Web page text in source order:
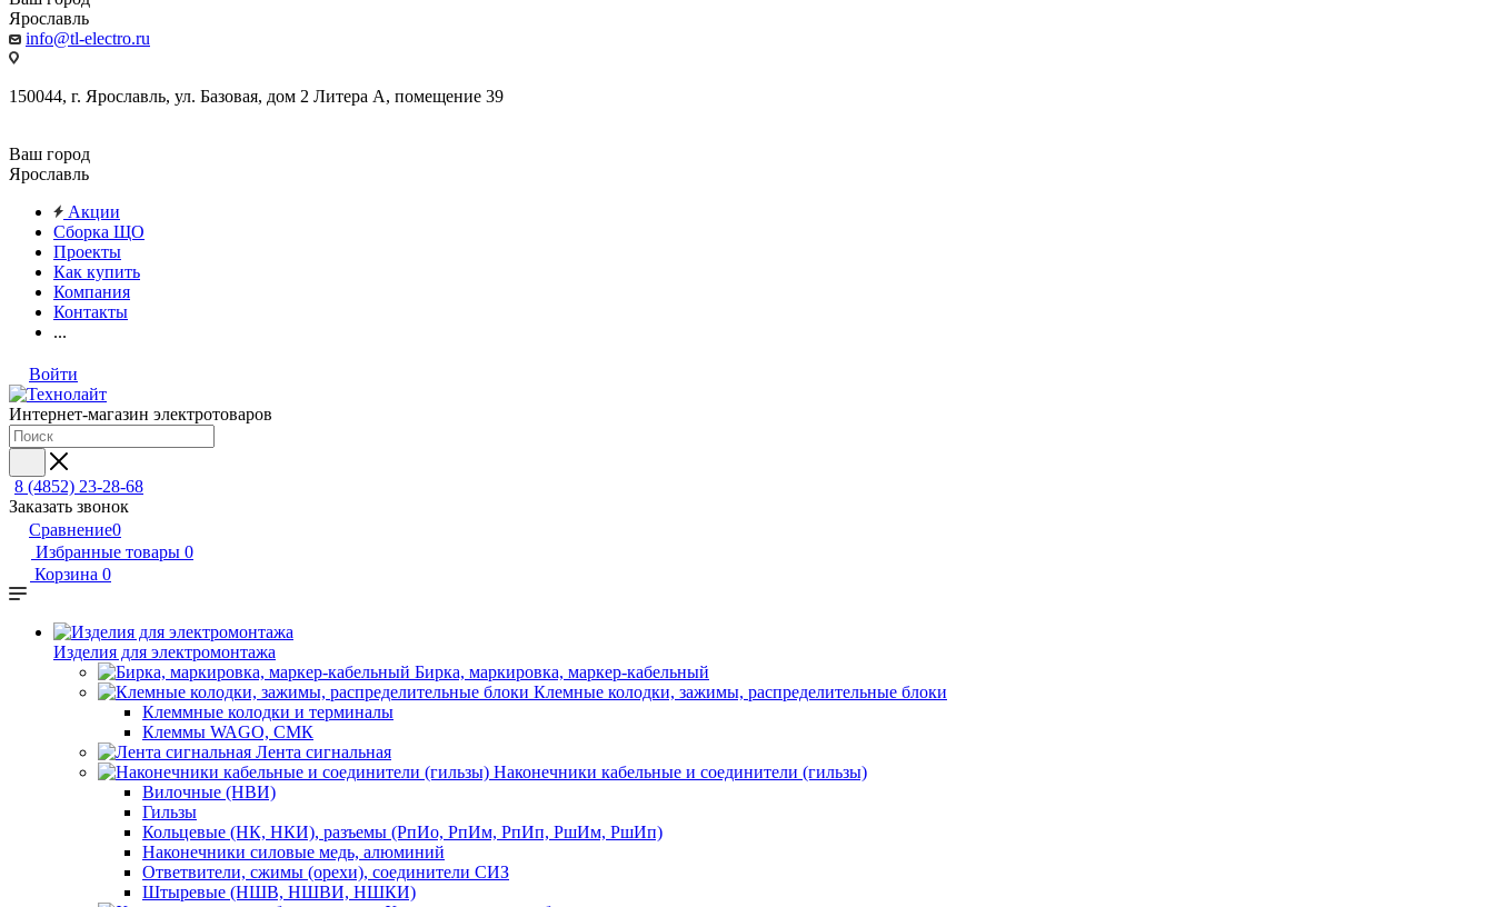
Ярославль
info@tl-electro.ru
150044, г. Ярославль, ул. Базовая, дом 2 Литера А, помещение 39
Ваш город
Ярославль
Акции
Сборка ЩО
Проекты
Как купить
Компания
Контакты
...
Войти
Интернет-магазин электротоваров
8 (4852) 23-28-68
Заказать звонок
Сравнение0
Избранные товары 0
Корзина 0
Изделия для электромонтажа
Бирка, маркировка, маркер-кабельный
Клемные колодки, зажимы, распределительные блоки
Клеммные колодки и терминалы
Клеммы WAGO, СМК
Лента сигнальная
Наконечники кабельные и соединители (гильзы)
Вилочные (НВИ)
Гильзы
Кольцевые (НК, НКИ), разъемы (РпИо, РпИм, РпИп, РшИм, РшИп)
Наконечники силовые медь, алюминий
Ответвители, сжимы (орехи), соединители СИЗ
Штыревые (НШВ, НШВИ, НШКИ)